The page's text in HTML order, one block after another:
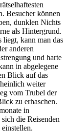
Besucher können
dunklen Nichts
als Hintergrund.
kann man das
anderen
und harte
in abgelegene
Blick auf das
weiter
vom Trubel der
zu erhaschen.
in
die Reisenden